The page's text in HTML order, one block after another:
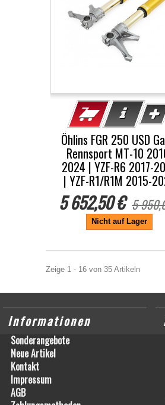
Öhlins FGR 250 USD
Rennsport MT-10
2024 | YZF-R6 2017-
| YZF-R1/R1M 2015-
5 652,50 € 5
Nicht auf Lager
Zeige 1 - 16 von 35 Artikeln
Informationen
Sonderangebote
Neue Artikel
Kontakt
Impressum
AGB